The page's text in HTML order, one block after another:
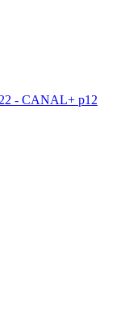
- CANAL+ p12